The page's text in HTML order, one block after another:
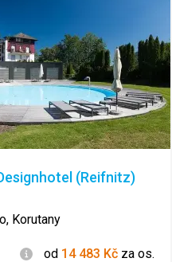
(Reifnitz)
Korutany
Informace
od 14 483 Kč za os.